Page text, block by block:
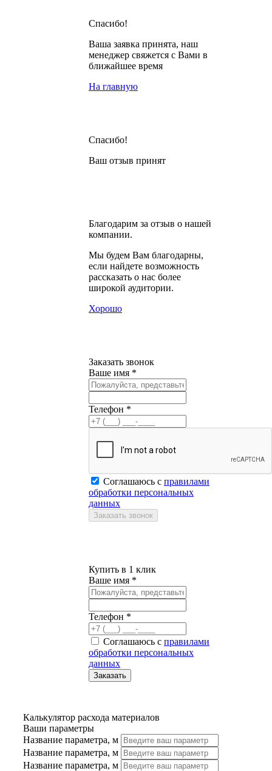
Спасибо!
Ваша заявка принята, наш
менеджер свяжется с Вами в
ближайшее время
На главную
Спасибо!
Ваш отзыв принят
Благодарим за отзыв о нашей
компании.
Мы будем Вам благодарны,
если найдете возможность
рассказать о нас более
широкой аудитории.
Хорошо
Заказать звонок
Ваше имя *
Телефон *
Соглашаюсь с правилами
обработки персональных
данных
Купить в 1 клик
Ваше имя *
Телефон *
Соглашаюсь с правилами
обработки персональных
данных
Калькулятор расхода материалов
Ваши параметры
Название параметра, м
Название параметра, м
Название параметра, м